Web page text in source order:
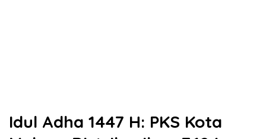
Idul Adha 1447 H: PKS Kota